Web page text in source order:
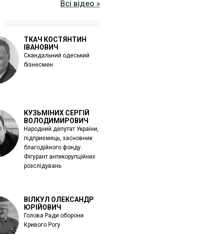
Всі відео »
ТКАЧ КОСТЯНТИН
ІВАНОВИЧ
Скандальний одеський
бізнесмен
КУЗЬМІНИХ СЕРГІЙ
ВОЛОДИМИРОВИЧ
Народний депутат України,
підприємець, засновник
благодійного фонду.
Фігурант антикорупційних
розслідувань
ВІЛКУЛ ОЛЕКСАНДР
ЮРІЙОВИЧ
Голова Ради оборони
Кривого Рогу